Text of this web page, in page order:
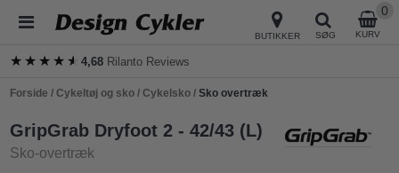
BUTIKKER SØG KURV
0
★★★★★
★★★★★4,68 Rilanto Reviews
Forside /Cykeltøj og sko /Cykelsko /Sko overtræk
GripGrab Dryfoot 2 - 42/43 (L)
Sko-overtræk